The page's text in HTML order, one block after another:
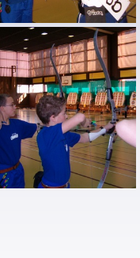
HPIM1018